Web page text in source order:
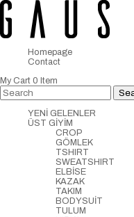
Homepage
Contact
My Cart 0 Item
YENİ GELENLER
ÜST GİYİM
CROP
GÖMLEK
TSHIRT
SWEATSHIRT
ELBİSE
KAZAK
TAKIM
BODYSUİT
TULUM